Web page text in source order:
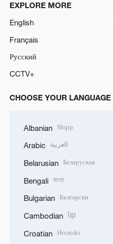
EXPLORE MORE
English
Français
Русский
CCTV+
CHOOSE YOUR LANGUAGE
Albanian Shqip
Arabic العربية
Belarusian Беларуская
Bengali বাংলা
Bulgarian Български
Cambodian ខ្មែរ
Croatian Hrvatski